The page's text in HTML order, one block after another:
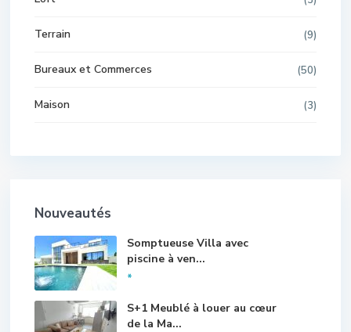
Terrain (9)
Bureaux et Commerces (50)
Maison (3)
Nouveautés
Somptueuse Villa avec
piscine à ven...
*
S+1 Meublé à louer au cœur
de la Ma...